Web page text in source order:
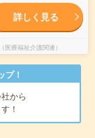
詳しく見る
療福祉介護関連）
！
から
！